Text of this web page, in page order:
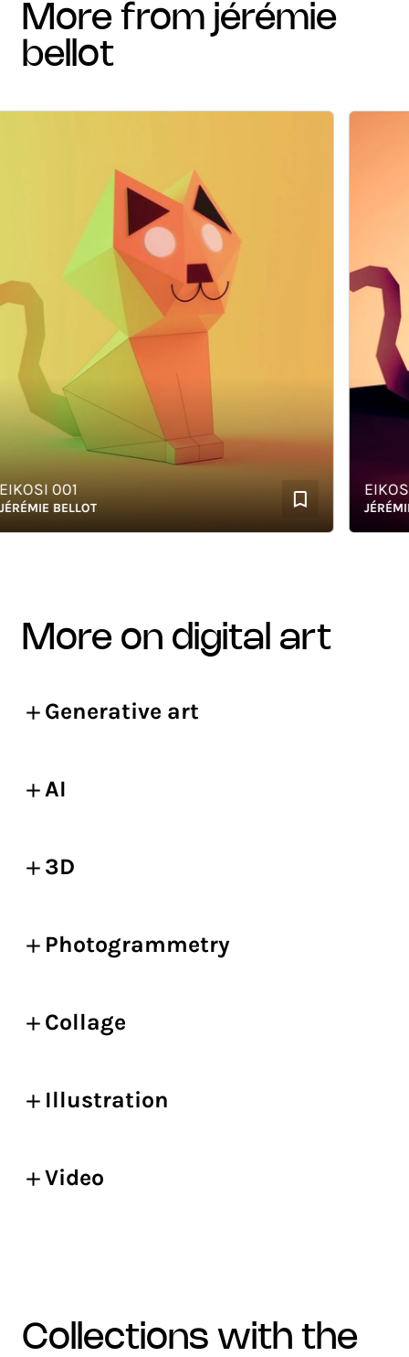
more from jérémie
bellot
001
BELLOT
EIKOSI
JÉRÉMIE
more on digital art
Generative art
AI
3D
Photogrammetry
Collage
Illustration
Video
collections with the